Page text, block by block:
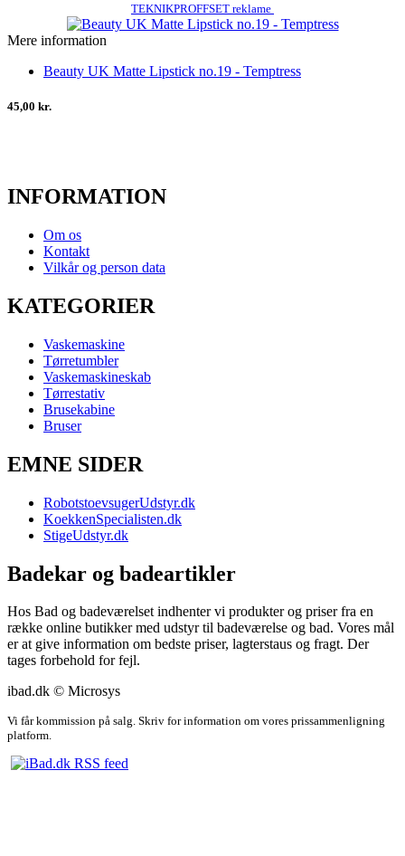
TEKNIKPROFFSET reklame
Mere information
Beauty UK Matte Lipstick no.19 - Temptress
45,00 kr.
INFORMATION
Om os
Kontakt
Vilkår og person data
KATEGORIER
Vaskemaskine
Tørretumbler
Vaskemaskineskab
Tørrestativ
Brusekabine
Bruser
EMNE SIDER
RobotstoevsugerUdstyr.dk
KoekkenSpecialisten.dk
StigeUdstyr.dk
Badekar og badeartikler
Hos Bad og badeværelset indhenter vi produkter og priser fra en
række online butikker med udstyr til badeværelse og bad. Vores mål
er at give information om bedste priser, lagterstaus og fragt. Der
tages forbehold for fejl.
ibad.dk © Microsys
Vi får kommission på salg. Skriv for information om vores prissammenligning
platform.